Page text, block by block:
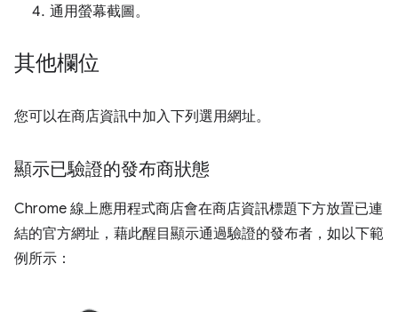
通用螢幕截圖。
其他欄位
您可以在商店資訊中加入下列選用網址。
顯示已驗證的發布商狀態
Chrome 線上應用程式商店會在商店資訊標題下方放置已連
結的官方網址，藉此醒目顯示通過驗證的發布者，如以下範
例所示：